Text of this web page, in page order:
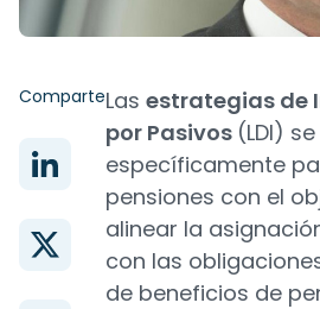
ComparteLas estrategias de
por Pasivos (LDI)
específicamente
pensiones con el
alinear la
con las
de beneficios de